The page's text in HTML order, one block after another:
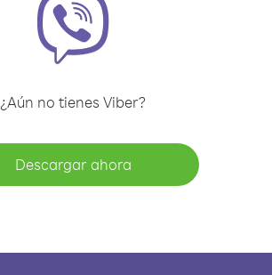
¿Aún no tienes Viber?
Descargar ahora